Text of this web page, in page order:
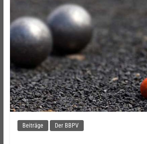
Beiträge Der BBPV